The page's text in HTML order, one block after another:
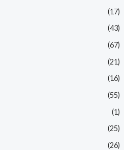
(17)
(43)
(67)
(21)
(16)
(55)
(1)
(25)
(26)